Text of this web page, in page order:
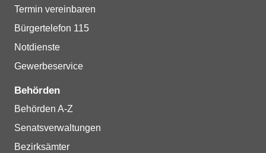
Termin vereinbaren
Bürgertelefon 115
Notdienste
Gewerbeservice
Behörden
Behörden A-Z
Senatsverwaltungen
Bezirksämter